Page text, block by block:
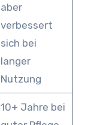
aber
verbessert
sich bei
langer
Nutzung
10+ Jahre bei